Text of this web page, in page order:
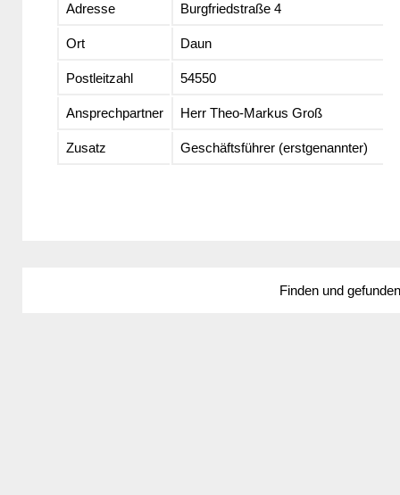
Adresse Burgfriedstraße 4
Ort Daun
Postleitzahl 54550
Ansprechpartner Herr Theo-Markus Groß
Zusatz Geschäftsführer (erstgenannter)
Finden und